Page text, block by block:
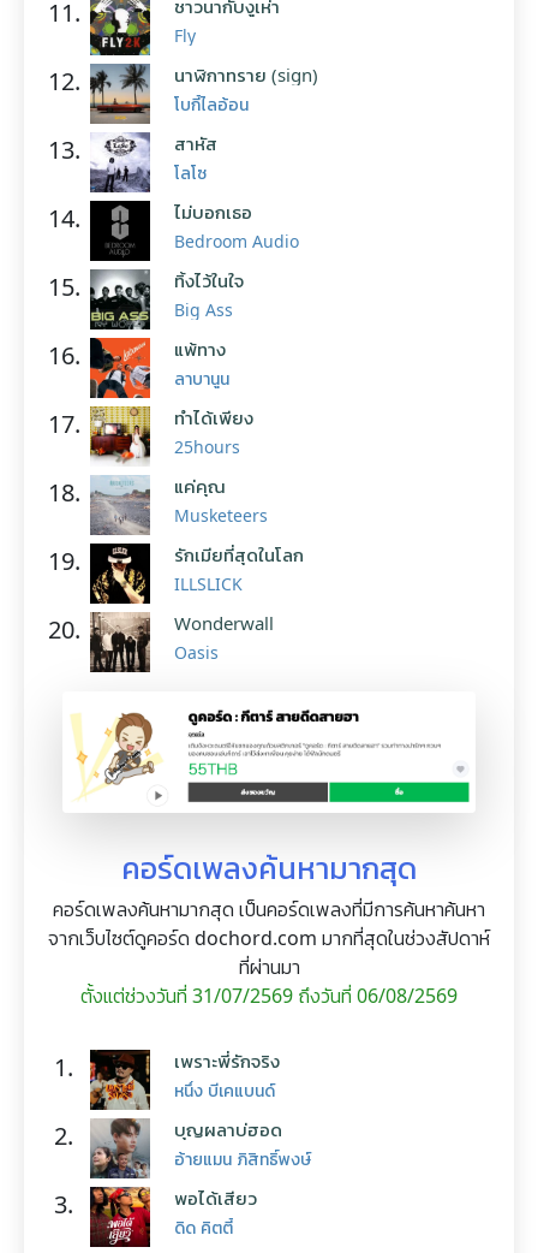
11. ชาวนากับงูเห่า
Fly
12. นาฬิกาทราย (sign)
โบกี้ไลอ้อน
13. สาหัส
โลโซ
14. ไม่บอกเธอ
Bedroom Audio
15. ทิ้งไว้ในใจ
Big Ass
16. แพ้ทาง
ลาบานูน
17. ทำได้เพียง
25hours
18. แค่คุณ
Musketeers
19. รักเมียที่สุดในโลก
ILLSLICK
20. Wonderwall
Oasis
คอร์ดเพลงค้นหามากสุด
คอร์ดเพลงค้นหามากสุด เป็นคอร์ดเพลงที่มีการค้นหาค้นหา
จากเว็บไซต์ดูคอร์ด dochord.com มากที่สุดในช่วงสัปดาห์
ที่ผ่านมา
ตั้งแต่ช่วงวันที่ 31/07/2569 ถึงวันที่ 06/08/2569
1. เพราะพี่รักจริง
หนึ่ง บีเคแบนด์
2. บุญผลาบ่ฮอด
อ้ายแมน ภิสิทธิ์พงษ์
3. พอได้เสียว
ดิด คิตตี้